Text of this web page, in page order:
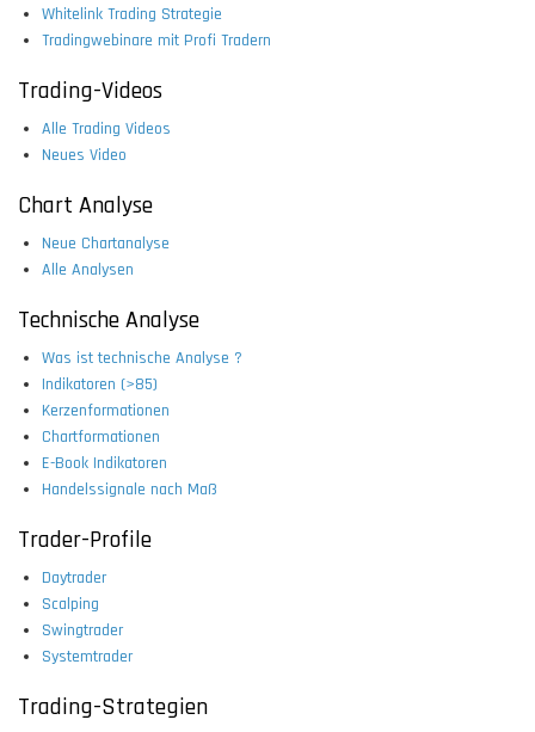
Whitelink Trading Strategie
Tradingwebinare mit Profi Tradern
Trading-Videos
Alle Trading Videos
Neues Video
Chart Analyse
Neue Chartanalyse
Alle Analysen
Technische Analyse
Was ist technische Analyse ?
Indikatoren (>85)
Kerzenformationen
Chartformationen
E-Book Indikatoren
Handelssignale nach Maß
Trader-Profile
Daytrader
Scalping
Swingtrader
Systemtrader
Trading-Strategien